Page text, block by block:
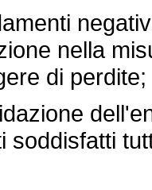
nella
di perdite;
soddisfatti